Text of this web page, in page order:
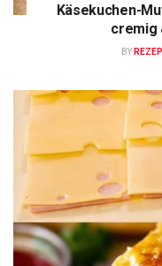
Käsekuchen-
cremig
BY